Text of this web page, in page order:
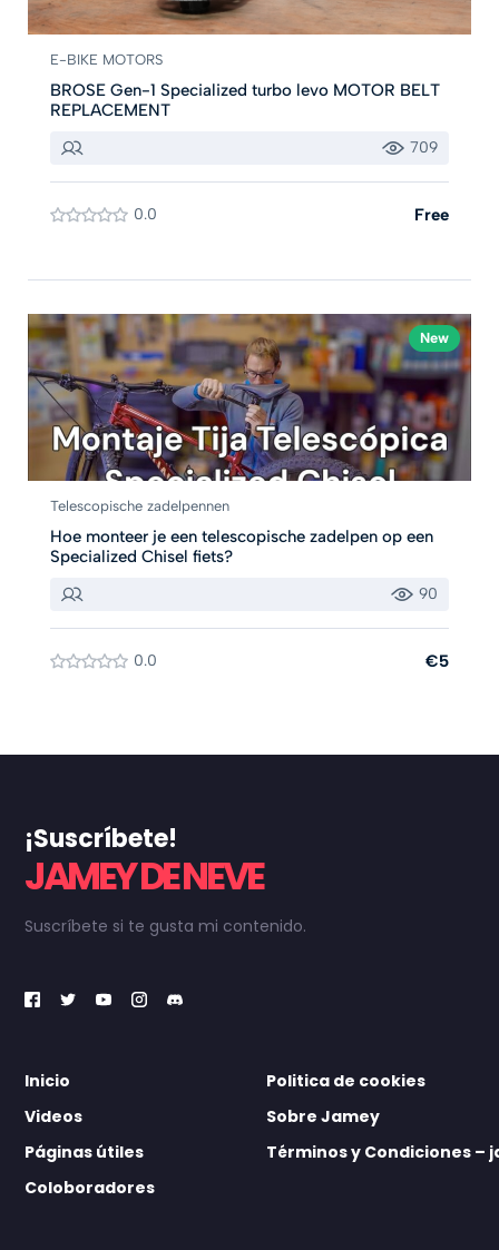
E-BIKE MOTORS
BROSE Gen-1 Specialized turbo levo MOTOR BELT
REPLACEMENT
709
0.0 Free
New
Telescopische zadelpennen
Hoe monteer je een telescopische zadelpen op een
Specialized Chisel fiets?
90
0.0 €5
¡Suscríbete!
JAMEY DE NEVE
Suscríbete si te gusta mi contenido.
Inicio
Videos
Páginas útiles
Coloboradores
Politica de cookies
Sobre Jamey
Términos y Condiciones –